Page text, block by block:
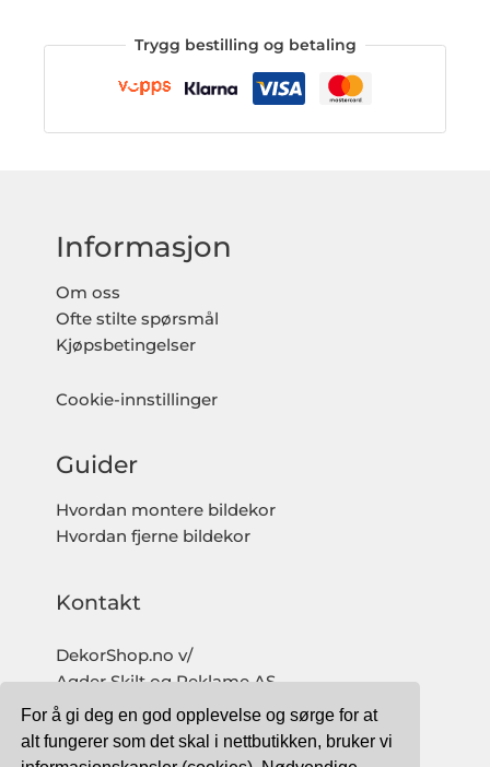
For å gi deg en god opplevelse og sørge for at
alt fungerer som det skal i nettbutikken, bruker vi
Trygg bestilling og betaling
Informasjon
Om oss
Ofte stilte spørsmål
Kjøpsbetingelser
Cookie-innstillinger
Guider
Hvordan montere bildekor
Hvordan fjerne bildekor
Kontakt
DekorShop.no v/
Agder Skilt og Reklame AS
Org. nr: 997 633 016 MVA
salg@dekorshop.no